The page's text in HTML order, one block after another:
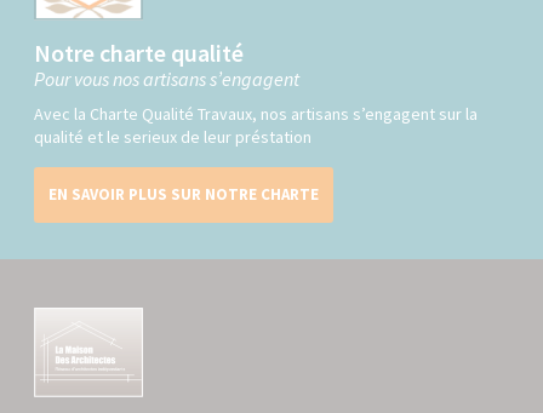
Notre charte qualité
Pour vous nos artisans s’engagent
Avec la Charte Qualité Travaux, nos artisans s’engagent sur la
qualité et le serieux de leur préstation
EN SAVOIR PLUS SUR NOTRE CHARTE